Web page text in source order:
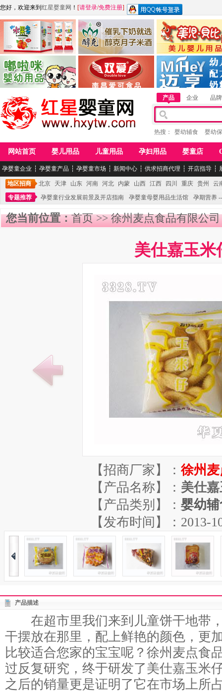
您好，欢迎来到 红星婴童网 ！ [请登录/免费注册]
江西麦嘟嘟食品有限公司
青岛嘟啦咪婴幼儿用品公司
江西醇之客月子米酒 惠州市美儿婴儿用品
湖南迈亨母婴用品有限
产品 企业 品牌
热搜： 婴幼辅食 婴幼
网站首页 婴儿用品 儿童用品 孕妇用品 婴童店
孕婴童企业 ┆ 孕婴童产品 ┆ 孕婴童市场 ┆ 新闻中心 ┆ 供求招商代理 ┆ 开店指导 ┆
地区招商 北京 天津 山东 河南 河北 内蒙 山西 江西 四川 重庆 贵州
云
专题推荐
孕婴童行业发展前景及开店指南 孕婴童母婴用品生活馆 孕期营养
您当前位置：首页>>徐州麦点食品有限公司
美仕嘉玉米
【招商厂家】： 徐州
【产品名称】： 美仕
【产品类别】： 婴幼
【发布时间】：2013-
产品描述
在超市里我们来到儿童饼干地带
干摆放在那里，配上鲜艳的颜色，更
比较适合您家的宝宝呢？徐州麦点食
过反复研究，终于研发了美仕嘉玉米
之后的销量更是证明了它在市场上所